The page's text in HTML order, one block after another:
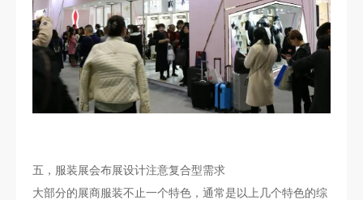
五，服装展会布展设计注意复合型需求
大部分的展商服装不止一个特色，通常是以上几个特色的综